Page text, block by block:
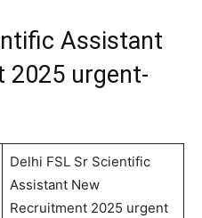
Assistant
2025 urgent-
Delhi FSL Sr Scientific
Assistant New
Recruitment 2025 urgent